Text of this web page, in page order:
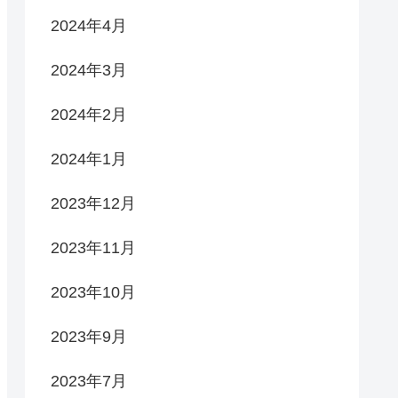
2024年4月
2024年3月
2024年2月
2024年1月
2023年12月
2023年11月
2023年10月
2023年9月
2023年7月